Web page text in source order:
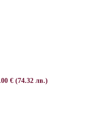
€ (74.32 лв.)